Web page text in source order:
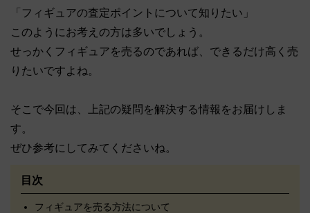
「フィギュアの査定ポイントについて知りたい」
このようにお考えの方は多いでしょう。
せっかくフィギュアを売るのであれば、できるだけ高く売
りたいですよね。
そこで今回は、上記の疑問を解決する情報をお届けしま
す。
ぜひ参考にしてみてくださいね。
目次
フィギュアを売る方法について